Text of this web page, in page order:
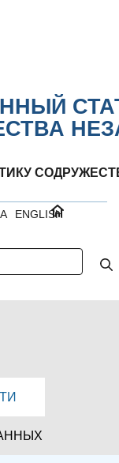
ENGLISH